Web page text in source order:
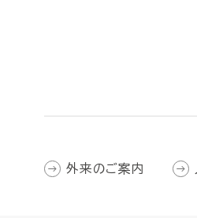
外来のご案内